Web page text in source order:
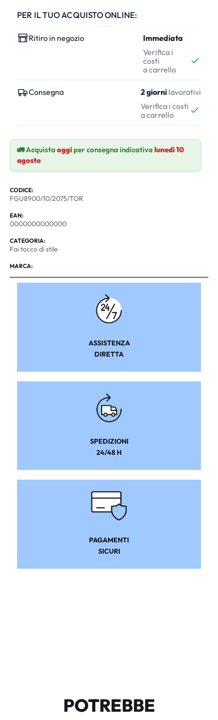
PER IL TUO ACQUISTO ONLINE:
Ritiro in negozio
Immediata
Verifica i
costi
a carrello
Consegna 2 giorni lavorativi
Verifica i costi
a carrello
🚛 Acquista oggiper consegna indicativa lunedì 10
agosto
CODICE:
FGU8900/10/2075/TOR
EAN:
0000000000000
CATEGORIA:
Fai tocco di stile
MARCA:
ASSISTENZA
DIRETTA
SPEDIZIONI
24/48 H
PAGAMENTI
SICURI
POTREBBE